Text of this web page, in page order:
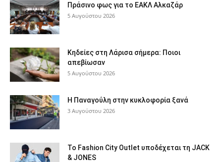
Πράσινο φως για το ΕΑΚΛ Αλκαζάρ
5 Αυγούστου 2026
Κηδείες στη Λάρισα σήμερα: Ποιοι
απεβίωσαν
5 Αυγούστου 2026
Η Παναγούλη στην κυκλοφορία ξανά
3 Αυγούστου 2026
Το Fashion City Outlet υποδέχεται τη JACK
& JONES